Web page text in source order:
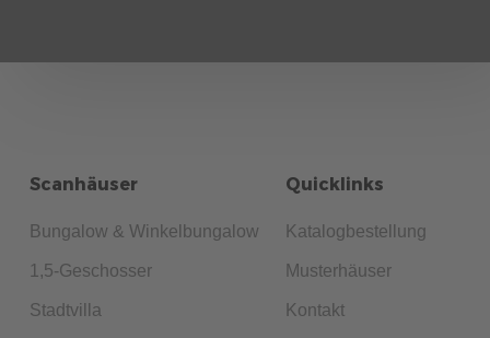
Scanhäuser
Bungalow & Winkelbungalow
1,5-Geschosser
Stadtvilla
Quicklinks
Katalogbestellung
Musterhäuser
Kontakt